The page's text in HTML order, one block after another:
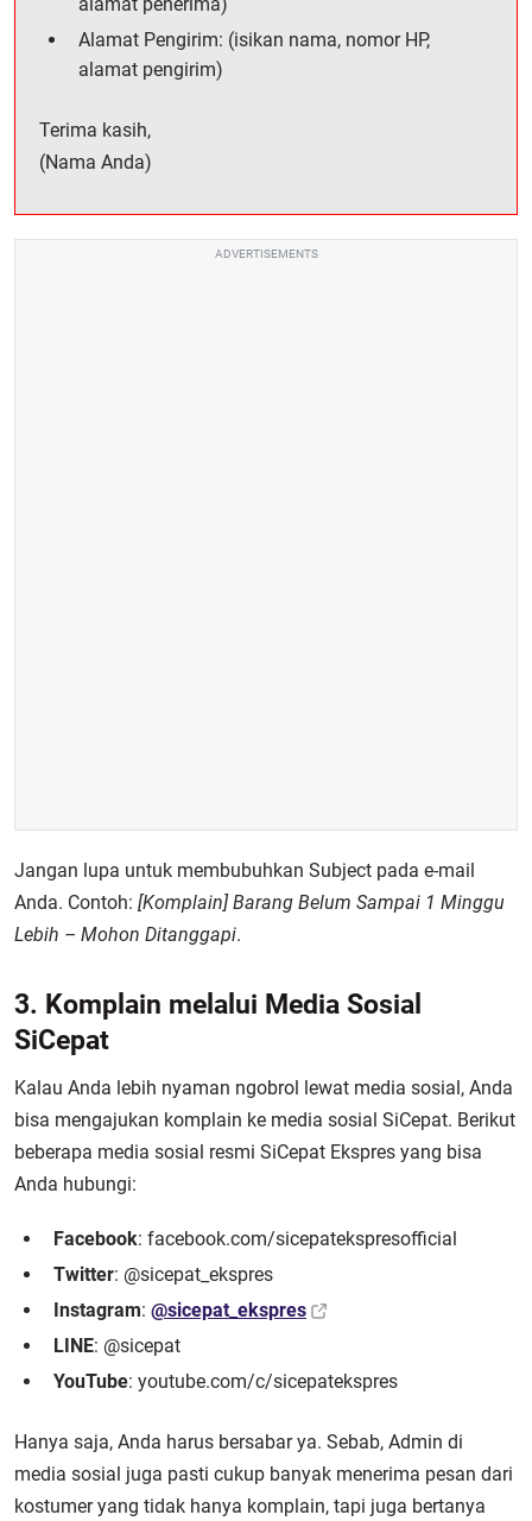
Alamat Pengirim: (isikan nama, nomor HP,
alamat pengirim)
Terima kasih,
(Nama Anda)
ADVERTISEMENTS
Jangan lupa untuk membubuhkan Subject pada e-mail
Anda. Contoh: [Komplain] Barang Belum Sampai 1 Minggu
Lebih – Mohon Ditanggapi.
3. Komplain melalui Media Sosial
SiCepat
Kalau Anda lebih nyaman ngobrol lewat media sosial, Anda
bisa mengajukan komplain ke media sosial SiCepat. Berikut
beberapa media sosial resmi SiCepat Ekspres yang bisa
Anda hubungi:
Facebook: facebook.com/sicepatekspresofficial
Twitter: @sicepat_ekspres
Instagram: @sicepat_ekspres
LINE: @sicepat
YouTube: youtube.com/c/sicepatekspres
Hanya saja, Anda harus bersabar ya. Sebab, Admin di
media sosial juga pasti cukup banyak menerima pesan dari
kostumer yang tidak hanya komplain, tapi juga bertanya